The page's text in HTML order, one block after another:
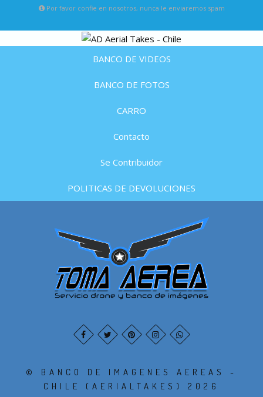
Por favor confie en nosotros, nunca le enviaremos spam
BANCO DE VIDEOS
BANCO DE FOTOS
CARRO
Contacto
Se Contribuidor
POLITICAS DE DEVOLUCIONES
© BANCO DE IMAGENES AEREAS -
CHILE (AERIALTAKES) 2026